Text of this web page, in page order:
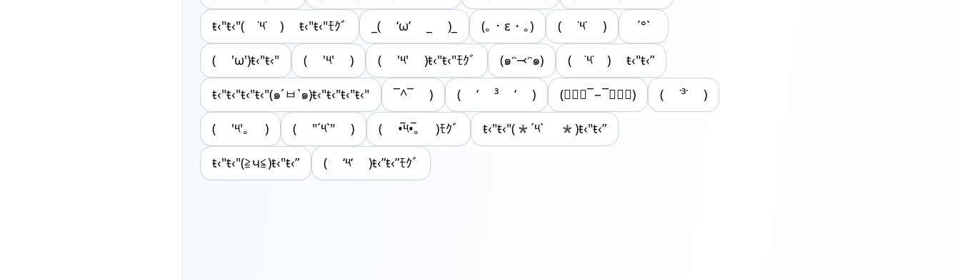
ŧ‹"ŧ‹"( ˙༥˙ ) ŧ‹"ŧ‹"ﾓｸﾞ _( ‘ω’ _ )_ (｡・ε・｡) ( ˙༥˙ ) ´°`
( 'ω')ŧ‹"ŧ‹" ( '༥' ) ( '༥' )ŧ‹"ŧ‹"ﾓｸﾞ (๑ᵔ⤙ᵔ๑) ( ˙༥˙ ) ŧ‹"ŧ‹”
ŧ‹"ŧ‹"ŧ‹"ŧ‹"(๑´ㅂ`๑)ŧ‹"ŧ‹"ŧ‹"ŧ‹" ¯^¯ ) ( ‘ ³ ‘ ) (๑⃙⃘¯−¯๑⃙⃘) ( ˙³˙ )
( '༥'｡ ) ( "´༥`" ) ( •̅༥•̅｡ )ﾓｸﾞ ŧ‹"ŧ‹"(*´༥` *)ŧ‹"ŧ‹”
ŧ‹"ŧ‹"(≧ч≦)ŧ‹"ŧ‹” ( ‘༥‘ )ŧ‹”ŧ‹”ﾓｸﾞ